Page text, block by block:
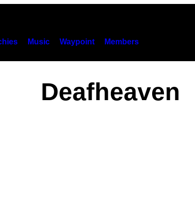
Music Waypoint Members
Deafheaven